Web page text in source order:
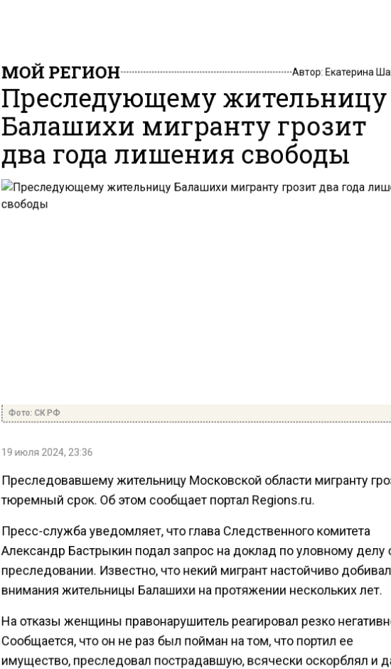
МОЙ РЕГИОН Автор:Екатерина
Преследующему жительницу
Балашихи мигранту грозит
два года лишения свободы
Фото: СК РФ
19 июля 2024, 23:36
Преследовавшему жительницу Московской области мигранту
тюремный срок. Об этом сообщает портал Regions.ru.
Пресс-служба уведомляет, что глава Следственного комитета
Александр Бастрыкин подал запрос на доклад по уловному делу
преследовании. Известно, что некий мигрант настойчиво
внимания жительницы Балашихи на протяжении нескольких лет.
На отказы женщины правонарушитель реагировал резко
Сообщается, что он не раз был пойман на том, что портил ее
имущество, преследовал пострадавшую, всячески оскорблял и